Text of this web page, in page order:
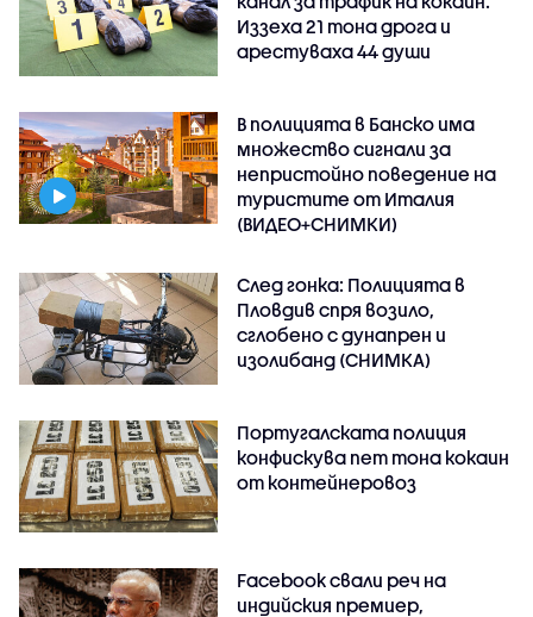
Иззеха 21 тона дрога и
арестуваха 44 души
В полицията в Банско има
множество сигнали за
непристойно поведение на
туристите от Италия
(ВИДЕО+СНИМКИ)
След гонка: Полицията в
Пловдив спря возило,
сглобено с дунапрен и
изолибанд (СНИМКА)
Португалската полиция
конфискува пет тона кокаин
от контейнеровоз
Facebook свали реч на
индийския премиер,